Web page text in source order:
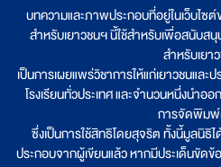
บทความและภาพประกอบที่อยู่ในเว็บไซ
สำหรับเยาวชนฯ นี้ใช้สำหรับเพื่อสนับ
สำหรับเยา
เป็นการเผยแพร่วิชาการให้แก่เยาวชนและ
โรงเรียนทั่วประเทศ และจำนวนหนึ่งนำ
การจัดพิมพ์
ซึ่งเป็นการใช้สิทธิโดยสุจริต ทั้งนี้มูลนิ
ประกอบจากผู้เขียนแล้ว หากมีประเด็นขัดข้